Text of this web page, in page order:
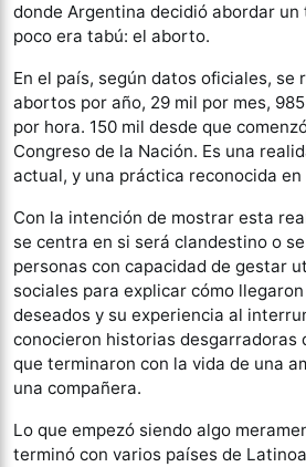
donde Argentina decidió abordar un
poco era tabú: el aborto.
En el país, según datos oficiales, se
abortos por año, 29 mil por mes,
por hora. 150 mil desde que
Congreso de la Nación. Es una
actual, y una práctica reconocida en
Con la intención de mostrar esta
se centra en si será clandestino o
personas con capacidad de gestar
sociales para explicar cómo
deseados y su experiencia al
conocieron historias desgarradoras
que terminaron con la vida de una
una compañera.
Lo que empezó siendo algo
terminó con varios países de